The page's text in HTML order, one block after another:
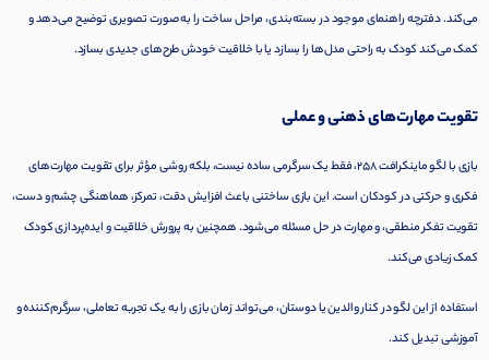
می‌کند. دفترچه راهنمای موجود در بسته‌بندی، مراحل ساخت را به صورت تصویری توضیح می‌دهد و
کمک می‌کند کودک به راحتی مدل‌ها را بسازد یا با خلاقیت خودش طرح‌های جدیدی بسازد.
تقویت مهارت‌های ذهنی و عملی
بازی با لگو ماینکرافت 258، فقط یک سرگرمی ساده نیست، بلکه روشی مؤثر برای تقویت مهارت‌های
فکری و حرکتی در کودکان است. این بازی ساختنی باعث افزایش دقت، تمرکز، هماهنگی چشم و دست،
تقویت تفکر منطقی، و مهارت در حل مسئله می‌شود. همچنین به پرورش خلاقیت و ایده‌پردازی کودک
کمک زیادی می‌کند.
استفاده از این لگو در کنار والدین یا دوستان، می‌تواند زمان بازی را به یک تجربه تعاملی، سرگرم‌کننده و
آموزشی تبدیل کند.